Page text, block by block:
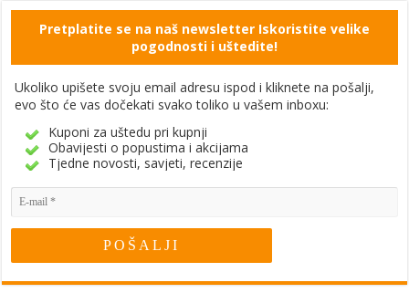
Pretplatite se na naš newsletter Iskoristite velike
pogodnosti i uštedite!
Ukoliko upišete svoju email adresu ispod i kliknete na pošalji,
evo što će vas dočekati svako toliko u vašem inboxu:
Kuponi za uštedu pri kupnji
Obavijesti o popustima i akcijama
Tjedne novosti, savjeti, recenzije